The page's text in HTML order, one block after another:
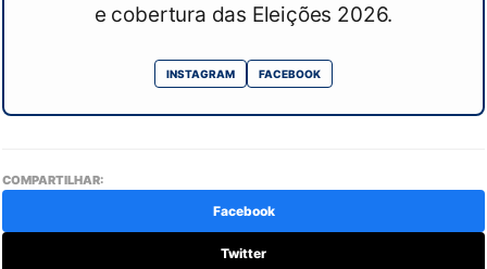
e cobertura das Eleições 2026.
INSTAGRAM FACEBOOK
COMPARTILHAR:
Facebook
Twitter